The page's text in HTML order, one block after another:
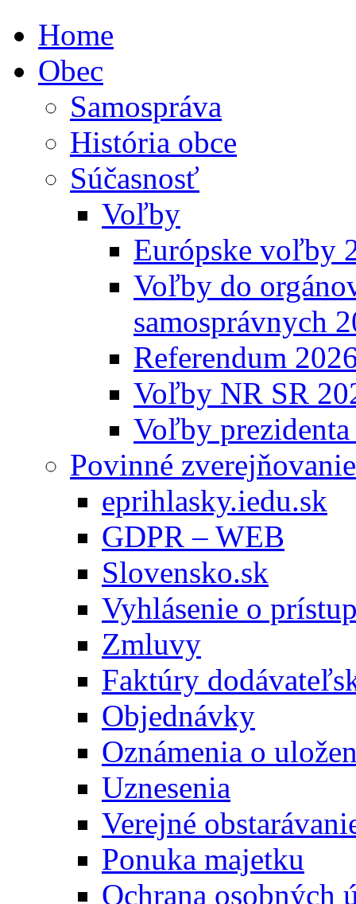
Home
Obec
Samospráva
História obce
Súčasnosť
Voľby
Európske voľby
Voľby do
samosprávnych
Referendum
Voľby NR SR
Voľby
Povinné zverejňovanie
eprihlasky.iedu.sk
GDPR – WEB
Slovensko.sk
Vyhlásenie o
Zmluvy
Faktúry
Objednávky
Oznámenia o
Uznesenia
Verejné
Ponuka majetku
Ochrana osobných